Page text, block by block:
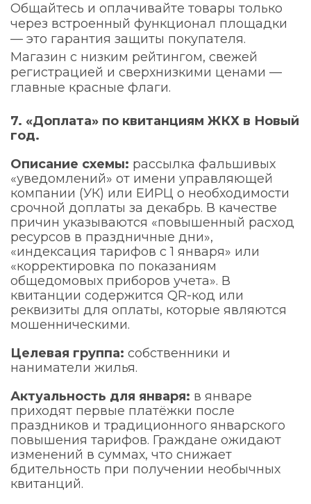
Общайтесь и оплачивайте товары только
через встроенный функционал площадки
— это гарантия защиты покупателя.
Магазин с низким рейтингом, свежей
регистрацией и сверхнизкими ценами —
главные красные флаги.
7. «Доплата» по квитанциям ЖКХ в Новый
год.
Описание схемы: рассылка фальшивых
«уведомлений» от имени управляющей
компании (УК) или ЕИРЦ о необходимости
срочной доплаты за декабрь. В качестве
причин указываются «повышенный расход
ресурсов в праздничные дни»,
«индексация тарифов с 1 января» или
«корректировка по показаниям
общедомовых приборов учета». В
квитанции содержится QR-код или
реквизиты для оплаты, которые являются
мошенническими.
Целевая группа: собственники и
наниматели жилья.
Актуальность для января: в январе
приходят первые платёжки после
праздников и традиционного январского
повышения тарифов. Граждане ожидают
изменений в суммах, что снижает
бдительность при получении необычных
квитанций.